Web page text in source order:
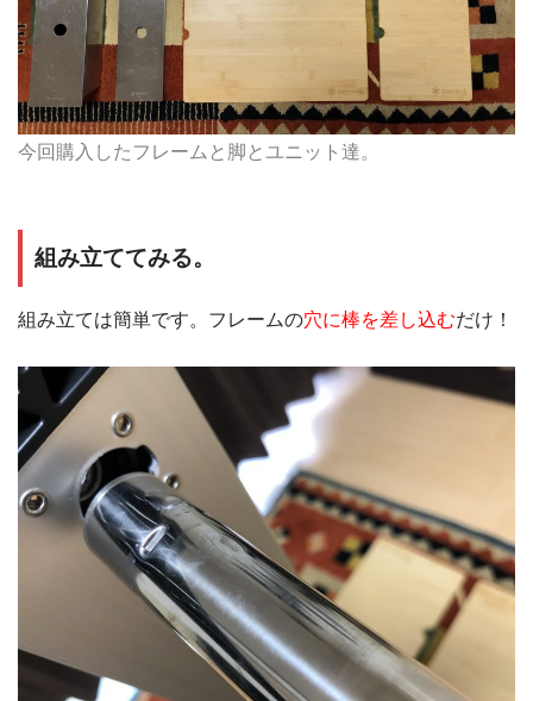
今回購入したフレームと脚とユニット達。
組み立ててみる。
組み立ては簡単です。フレームの穴に棒を差し込むだけ！